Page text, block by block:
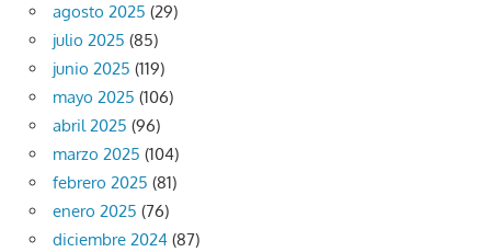
agosto 2025 (29)
julio 2025 (85)
junio 2025 (119)
mayo 2025 (106)
abril 2025 (96)
marzo 2025 (104)
febrero 2025 (81)
enero 2025 (76)
diciembre 2024 (87)